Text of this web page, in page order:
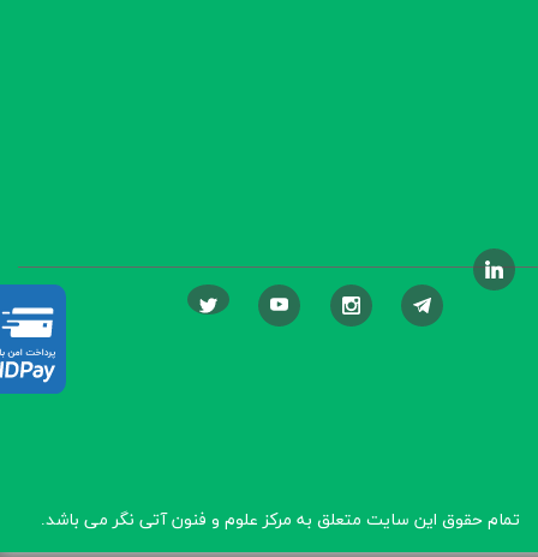
تمام حقوق این سایت متعلق به مرکز علوم و فنون آتی نگر می باشد.